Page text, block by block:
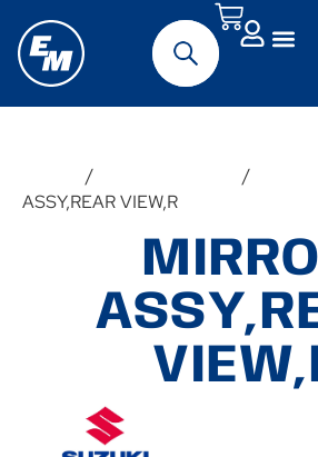
/ /
ASSY,REAR VIEW,R